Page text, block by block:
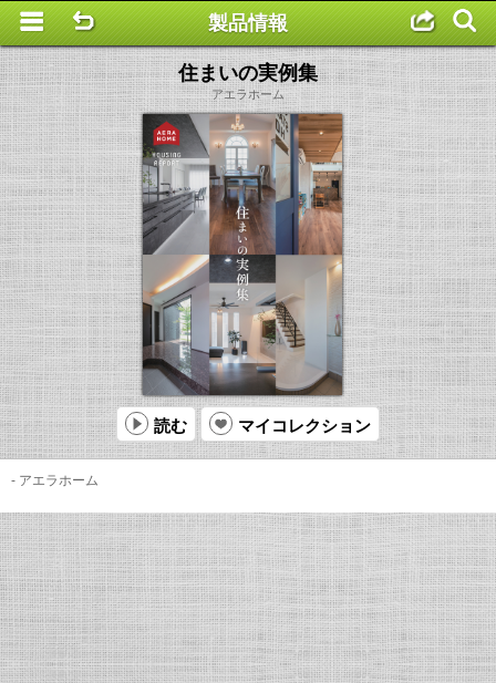
This is a completely basic popup, no options set.
製品情報
住まいの実例集
アエラホーム
読む マイコレクション
- アエラホーム